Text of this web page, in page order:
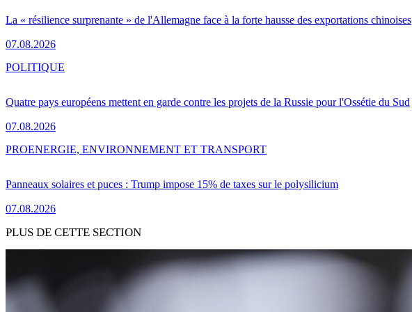
La « résilience surprenante » de l'Allemagne face à la forte hausse des exportations chinoises
07.08.2026
Quatre pays européens mettent en garde contre les projets de la Russie pour l'Ossétie du Sud
07.08.2026
POLITIQUE
Panneaux solaires et puces : Trump impose 15% de taxes sur le polysilicium
07.08.2026
PROENERGIE, ENVIRONNEMENT ET TRANSPORT
PLUS DE CETTE SECTION